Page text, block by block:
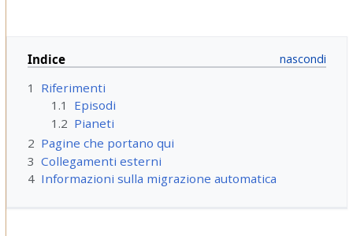
Indice
1
Riferimenti
1.1
Episodi
1.2 Pianeti
2 Pagine che portano qui
3 Collegamenti esterni
4 Informazioni sulla migrazione automatica